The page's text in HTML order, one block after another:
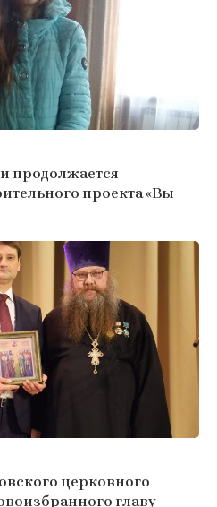
продолжается
проекта «Вы
церковного
главу